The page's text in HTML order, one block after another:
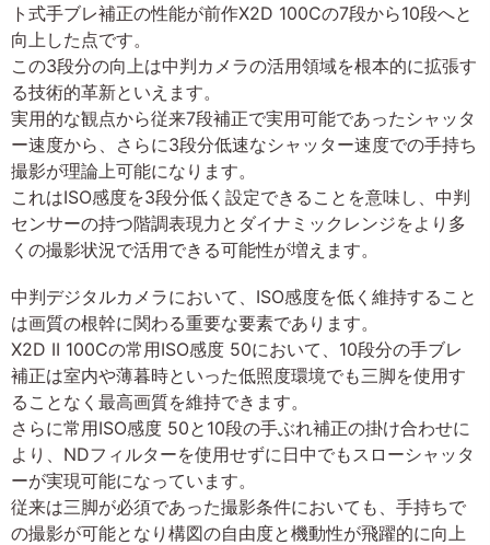
ト式手ブレ補正の性能が前作X2D 100Cの7段から10段へと
向上した点です。
この3段分の向上は中判カメラの活用領域を根本的に拡張す
る技術的革新といえます。
実用的な観点から従来7段補正で実用可能であったシャッタ
ー速度から、さらに3段分低速なシャッター速度での手持ち
撮影が理論上可能になります。
これはISO感度を3段分低く設定できることを意味し、中判
センサーの持つ階調表現力とダイナミックレンジをより多
くの撮影状況で活用できる可能性が増えます。
中判デジタルカメラにおいて、ISO感度を低く維持すること
は画質の根幹に関わる重要な要素であります。
X2D II 100Cの常用ISO感度 50において、10段分の手ブレ
補正は室内や薄暮時といった低照度環境でも三脚を使用す
ることなく最高画質を維持できます。
さらに常用ISO感度 50と10段の手ぶれ補正の掛け合わせに
より、NDフィルターを使用せずに日中でもスローシャッタ
ーが実現可能になっています。
従来は三脚が必須であった撮影条件においても、手持ちで
の撮影が可能となり構図の自由度と機動性が飛躍的に向上